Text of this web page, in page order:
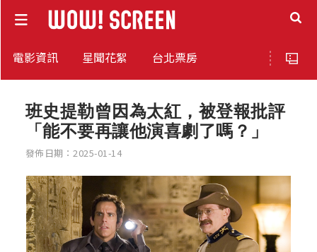
電影資訊 星聞花絮 台北票房
班史提勒曾因為太紅，被登報批評
「能不要再讓他演喜劇了嗎？」
發佈日期：2025-01-14